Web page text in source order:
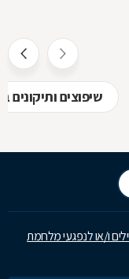
שיפוצים ותיקונים
ו/או לנפגעי מלחמת